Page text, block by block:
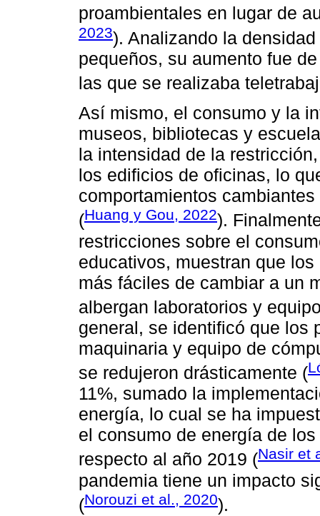
proambientales en lugar de
2023). Analizando la
pequeños, su aumento fue
las que se realizaba
Así mismo, el consumo y la
museos, bibliotecas y
la intensidad de la
los edificios de oficinas, lo
comportamientos
(Huang y Gou, 2022).
restricciones sobre el
educativos, muestran que
más fáciles de cambiar a un
albergan laboratorios y
general, se identificó que los
maquinaria y equipo de
se redujeron drásticamente (
11%, sumado la
energía, lo cual se ha
el consumo de energía de
respecto al año 2019 (Nasir et
pandemia tiene un impacto
(Norouzi et al., 2020).